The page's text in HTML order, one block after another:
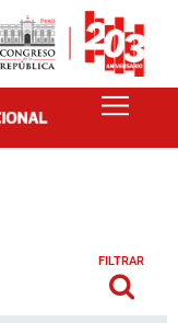
FILTRAR